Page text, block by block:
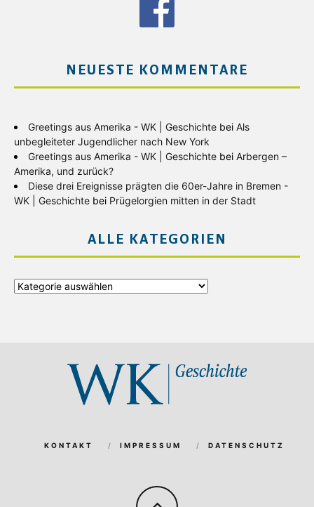
NEUESTE KOMMENTARE
Greetings aus Amerika - WK | Geschichte bei Als
unbegleiteter Jugendlicher nach New York
Greetings aus Amerika - WK | Geschichte bei Arbergen –
Amerika, und zurück?
Diese drei Ereignisse prägten die 60er-Jahre in Bremen -
WK | Geschichte bei Prügelorgien mitten in der Stadt
ALLE KATEGORIEN
Alle
KONTAKT IMPRESSUM DATENSCHUTZ